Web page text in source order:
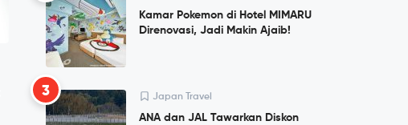
Kamar Pokemon di Hotel MIMARU
Direnovasi, Jadi Makin Ajaib!
3 Japan Travel
ANA dan JAL Tawarkan Diskon